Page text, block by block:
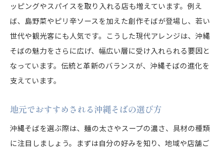
ッピングやスパイスを取り入れる店も増えています。例え
ば、島野菜やピリ辛ソースを加えた創作そばが登場し、若い
世代や観光客にも人気です。こうした現代アレンジは、沖縄
そばの魅力をさらに広げ、幅広い層に受け入れられる要因と
なっています。伝統と革新のバランスが、沖縄そばの進化を
支えています。
地元でおすすめされる沖縄そばの選び方
沖縄そばを選ぶ際は、麺の太さやスープの濃さ、具材の種類
に注目しましょう。まずは自分の好みを知り、地域や店舗ご